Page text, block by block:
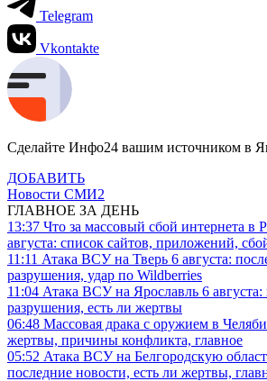
Telegram
Vkontakte
Сделайте Инфо24 вашим источником в
ДОБАВИТЬ
Новости СМИ2
ГЛАВНОЕ ЗА ДЕНЬ
13:37 Что за массовый сбой интернета в
августа: список сайтов, приложений,
11:11 Атака ВСУ на Тверь 6 августа:
разрушения, удар по Wildberries
11:04 Атака ВСУ на Ярославль 6 августа:
разрушения, есть ли жертвы
06:48 Массовая драка с оружием в
жертвы, причины конфликта, главное
05:52 Атака ВСУ на Белгородскую
последние новости, есть ли жертвы,